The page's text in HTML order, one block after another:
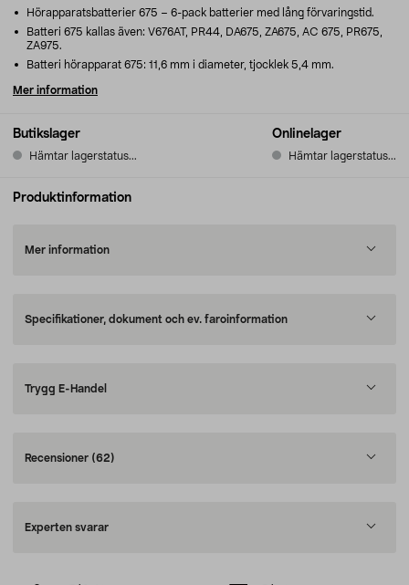
Butikslager
Hämtar lagerstatus...
Onlinelager
Hämtar lagerstatus...
Hörapparatsbatterier 675 – 6-pack batterier med lång förvaringstid.
Batteri 675 kallas även: V676AT, PR44, DA675, ZA675, AC 675, PR675,
ZA975.
Batteri hörapparat 675: 11,6 mm i diameter, tjocklek 5,4 mm.
Mer information
Produktinformation
Mer information
Specifikationer, dokument och ev. faroinformation
Trygg E-Handel
Recensioner (62)
Experten svarar